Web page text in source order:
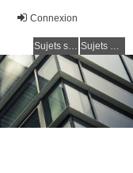
Connexion
Sujets sans réponse Sujets actifs